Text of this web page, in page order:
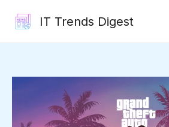
IT Trends Digest